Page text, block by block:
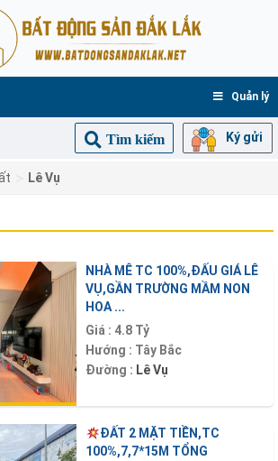
Quản lý
Ký gửi
Tìm kiếm
Lê Vụ
NHÀ MÊ TC 100%,ĐẤU GIÁ LÊ
VỤ,GẦN TRƯỜNG MẦM NON
HOA ...
Giá : 4.8 Tỷ
Hướng : Tây Bắc
Đường : Lê Vụ
ĐẤT 2 MẶT TIỀN,TC
100%,7,7*15M TỔNG